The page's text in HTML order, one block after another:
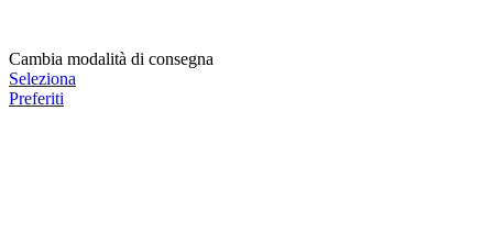
Cambia modalità di consegna
Seleziona
Preferiti